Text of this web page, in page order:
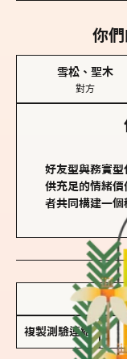
你
雪松、聖木
對方
好友型與務實
供充足的情緒
者共同構建一個
複製測驗連結